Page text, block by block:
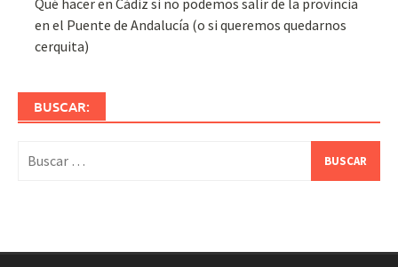
en el Puente de Andalucía (o si queremos quedarnos
cerquita)
BUSCAR: